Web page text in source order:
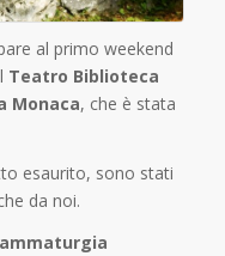
al primo weekend
Teatro Biblioteca
Monaca, che è stata
esaurito, sono stati
da noi.